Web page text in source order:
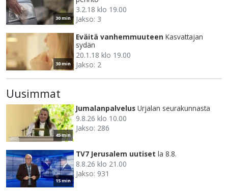
30 min
3.2.18 klo 19.00
Jakso: 3
30 min
Eväitä vanhemmuuteen Kasvattajan
sydän
20.1.18 klo 19.00
Jakso: 2
Uusimmat
45 min
Jumalanpalvelus Urjalan seurakunnasta
9.8.26 klo 10.00
Jakso: 286
15 min
TV7 Jerusalem uutiset la 8.8.
8.8.26 klo 21.00
Jakso: 931